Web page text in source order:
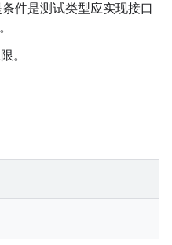
件是测试类型应实现接口
。
。